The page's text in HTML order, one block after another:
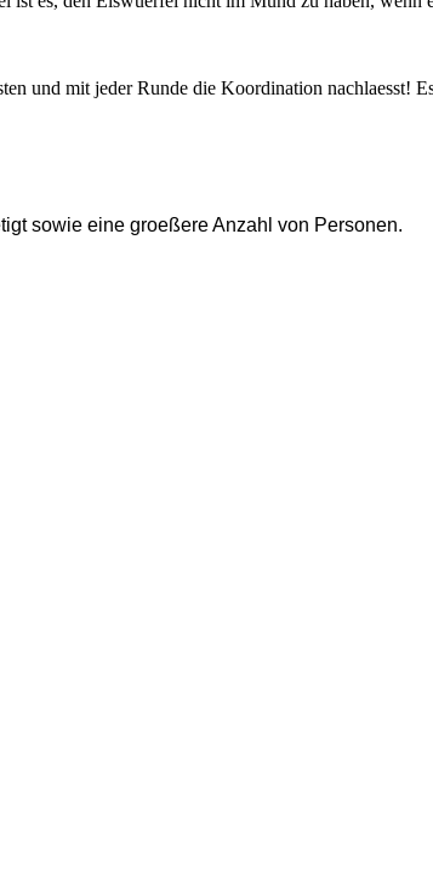
und mit jeder Runde die Koordination nachlaesst!
sowie eine groeßere Anzahl von Personen.